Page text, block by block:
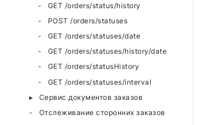
GET /orders/status/history
POST /orders/statuses
GET /orders/statuses/date
GET /orders/statuses/history/date
GET /orders/statusHistory
GET /orders/statuses/interval
Сервис документов заказов
Отслеживание сторонних заказов